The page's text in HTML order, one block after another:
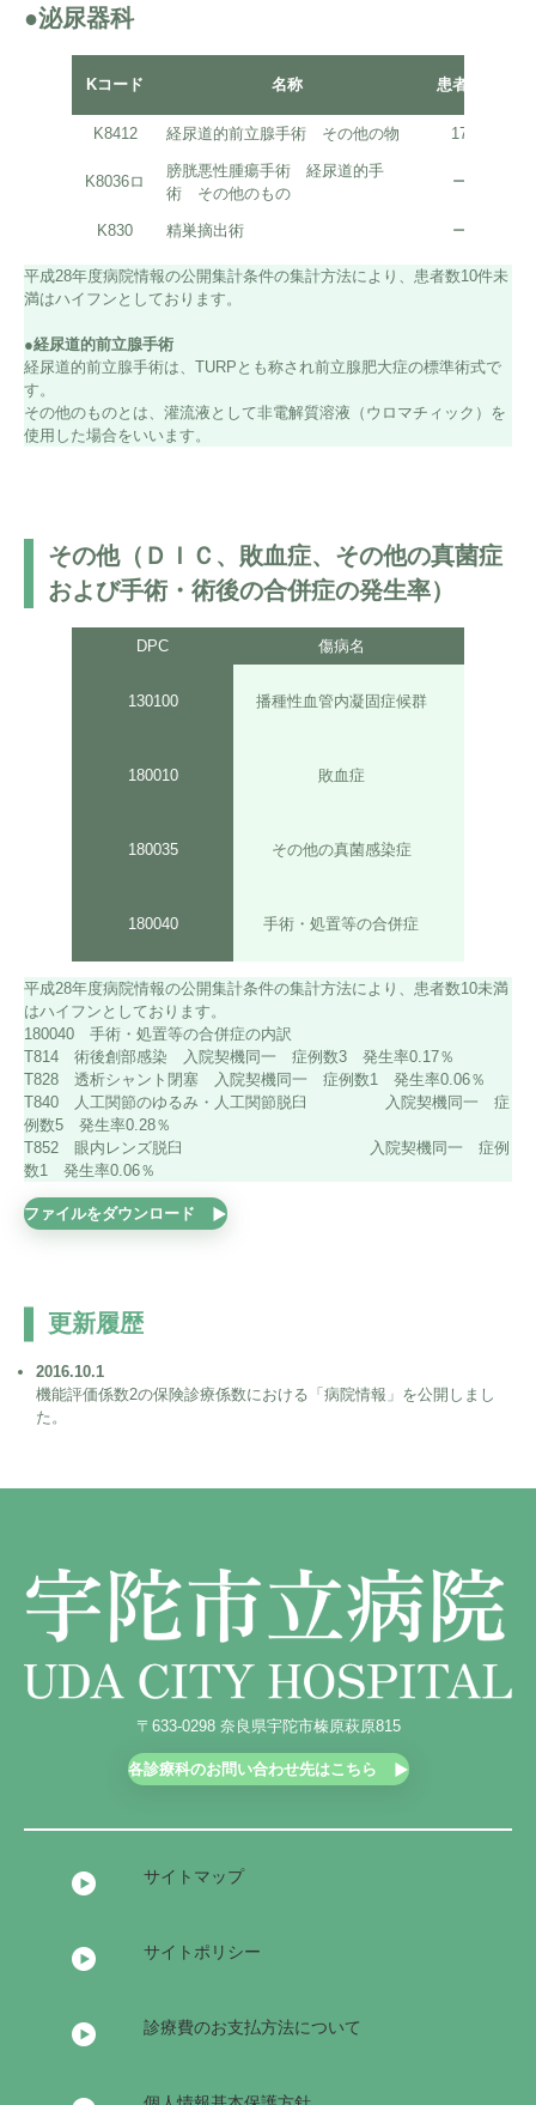
●泌尿器科
Kコード 名称 患者数
K8412 経尿道的前立腺手術 その他の物 17
K8036ロ
膀胱悪性腫瘍手術 経尿道的手
術 その他のもの
ー
K830 精巣摘出術 ー
平成28年度病院情報の公開集計条件の集計方法により、患者数10件未
満はハイフンとしております。
●経尿道的前立腺手術
経尿道的前立腺手術は、TURPとも称され前立腺肥大症の標準術式で
す。
その他のものとは、灌流液として非電解質溶液（ウロマチィック）を
使用した場合をいいます。
その他（ＤＩＣ、敗血症、その他の真菌症
および手術・術後の合併症の発生率）
DPC 傷病名
130100 播種性血管内凝固症候群
180010 敗血症
180035 その他の真菌感染症
180040 手術・処置等の合併症
平成28年度病院情報の公開集計条件の集計方法により、患者数10未満
はハイフンとしております。
180040 手術・処置等の合併症の内訳
T814 術後創部感染 入院契機同一 症例数3 発生率0.17％
T828 透析シャント閉塞 入院契機同一 症例数1 発生率0.06％
T840 人工関節のゆるみ・人工関節脱臼 入院契機同一 症
例数5 発生率0.28％
T852 眼内レンズ脱臼 入院契機同一 症例
数1 発生率0.06％
ファイルをダウンロード
更新履歴
2016.10.1
機能評価係数2の保険診療係数における「病院情報」を公開しまし
た。
〒633-0298 奈良県宇陀市榛原萩原815
各診療科のお問い合わせ先はこちら
サイトマップ
サイトポリシー
診療費のお支払方法について